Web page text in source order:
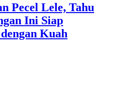
Pecel Lele, Tahu
Ini Siap
Kuah